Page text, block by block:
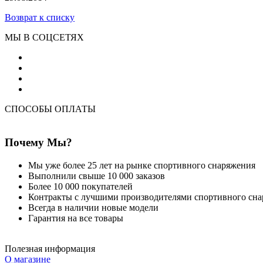
Возврат к списку
МЫ В СОЦСЕТЯХ
СПОСОБЫ ОПЛАТЫ
Почему Мы?
Мы уже более 25 лет на рынке спортивного снаряжения
Выполнили свыше 10 000 заказов
Более 10 000 покупателей
Контракты с лучшими производителями спортивного
Всегда в наличии новые модели
Гарантия на все товары
Полезная информация
О магазине